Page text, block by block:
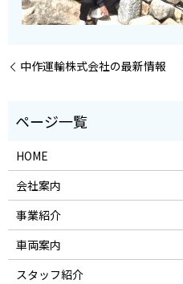
中作運輸株式会社の最新情報
HOME
会社案内
事業紹介
車両案内
スタッフ紹介